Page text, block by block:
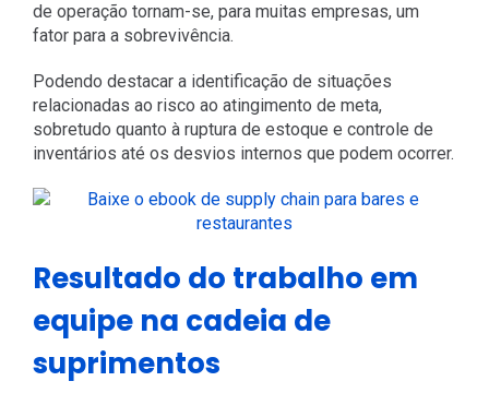
de operação tornam-se, para muitas empresas, um
fator para a sobrevivência.
Podendo destacar a identificação de situações
relacionadas ao risco ao atingimento de meta,
sobretudo quanto à ruptura de estoque e controle de
inventários até os desvios internos que podem ocorrer.
Resultado do trabalho em
equipe na cadeia de
suprimentos